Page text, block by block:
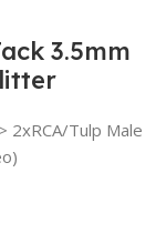
3.5mm
2xRCA/Tulp Male